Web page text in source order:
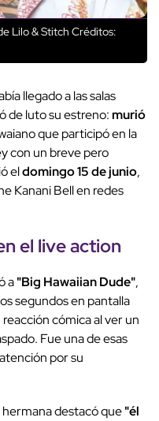
Lilo & Stitch Créditos:
llegado a las salas
de luto su estreno:murió
que participó en la
con un breve pero
eldomingo 15 de junio,
Kanani Bell en redes
el live action
a"Big Hawaiian Dude",
segundos en pantalla
cómica al ver un
Fue una de esas
por su
destacó que"él